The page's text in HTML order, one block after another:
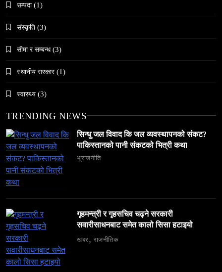
जनकपुरधाममा ‘मधेस प्रादेशिक ललितकला प्रदर्शनी
May 6, 2024
अलउला: साउदी अरबको रेगिस्तानी मोती र सांस्कृतिक
सम्पदाको केन्द्र
May 6, 2024
समाज
६ महिनामा ३३३ विदेशी नागरिक निष्कासित — ओभरस्टे,
गैरकानुनी गतिविधि र धर्म प्रचारसम्म
सम्पदा (1)
संस्कृति (3)
सीमा र सम्बन्ध (3)
स्थानीय सरकार (1)
स्वास्थ्य (3)
TRENDING NEWS
सिन्धु जल विवाद कि जल व्यवस्थापनको संकट?
पाकिस्तानको पानी संकटको भित्री कथा
भूराजनीति
गृहमन्त्री र गृहसचिव चढ्ने सरकारी
सवारीसाधनबाट समेत कालो सिसा हटाइयो
खबर राजनीतिक